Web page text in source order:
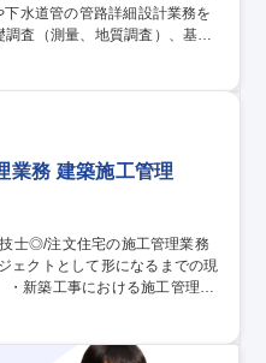
の影響検討（FEM解析等）、関
業務 建築施工管理
ェクトとして形になるまでの現
整・提案 ・見積書や報告書の作